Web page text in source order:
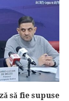
să fie supuse